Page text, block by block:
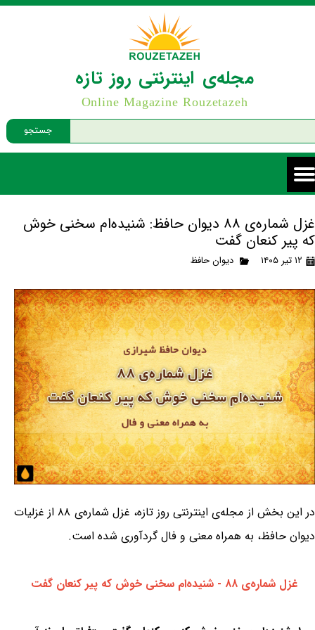
جستجو
مجله‌ی اینترنتی روز تازه
Online Magazine Rouzetazeh
غزل شماره‌ی ۸۸ دیوان حافظ: شنیده‌ام سخنی خوش
که پیر کنعان گفت
۱۲ تیر ۱۴۰۵ دیوان حافظ
در این بخش از مجله‌ی اینترنتی روز تازه، غزل شماره‌ی ۸۸ از غزلیات
دیوان حافظ، به همراه معنی و فال گردآوری شده است.
غزل شماره‌ی ۸۸ - شنیده‌ام سخنی خوش که پیر کنعان گفت